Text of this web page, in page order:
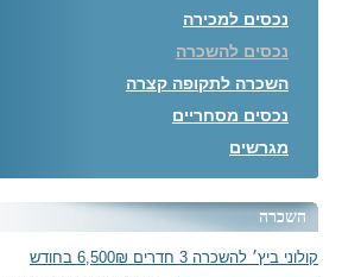
נכסים למכירה
נכסים להשכרה
השכרה לתקופה קצרה
נכסים מסחריים
מגרשים
השכרה
קולוני ביץ׳ להשכרה 3 חדרים 6,500₪ בחודש